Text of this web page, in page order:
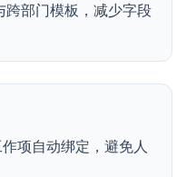
部门模板，减少字段
项自动绑定，避免人